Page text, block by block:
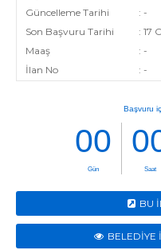
Güncelleme Tarihi
: -
Son Başvuru Tarihi
: 17
Maaş
: -
İlan No
: -
BU
BELEDİYE